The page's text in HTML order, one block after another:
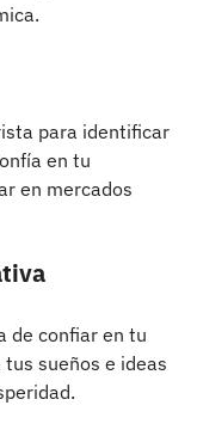
para identificar
en tu
en mercados
de confiar en tu
sueños e ideas